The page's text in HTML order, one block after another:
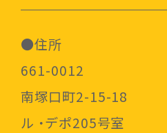
●住所
661-0012
南塚口町2-15-18
ル ・デポ205号室